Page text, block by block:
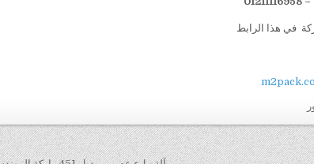
في هذا الرابط